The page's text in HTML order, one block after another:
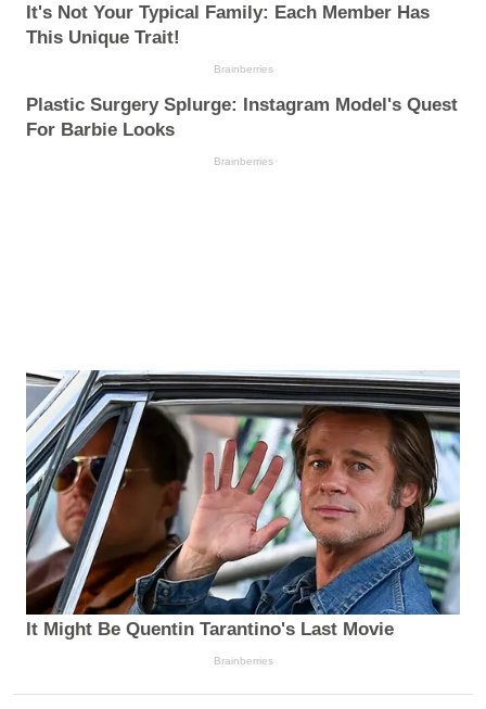
It's Not Your Typical Family: Each Member Has
This Unique Trait!
Brainberries
Plastic Surgery Splurge: Instagram Model's Quest
For Barbie Looks
Brainberries
It Might Be Quentin Tarantino's Last Movie
Brainberries